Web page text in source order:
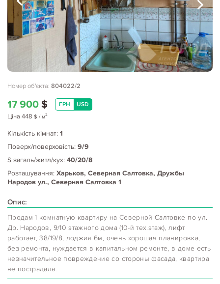
Номер об'єкта: 804022/2
17 900 $ ГРН USD
Ціна 448 $ / м2
Кількість кімнат: 1
Поверх/поверховість: 9/9
S загаль/житл/кух: 40/20/8
Розташування: Харьков, Северная Салтовка, Дружбы
Народов ул., Северная Салтовка 1
Опис:
Продам 1 комнатную квартиру на Северной Салтовке по ул.
Др. Народов, 9/10 этажного дома (10-й тех.этаж), лифт
работает, 38/19/8, лоджия 6м, очень хорошая планировка,
без ремонта, нуждается в капитальном ремонте, в доме есть
незначительное повреждение со стороны фасада, квартира
не пострадала.